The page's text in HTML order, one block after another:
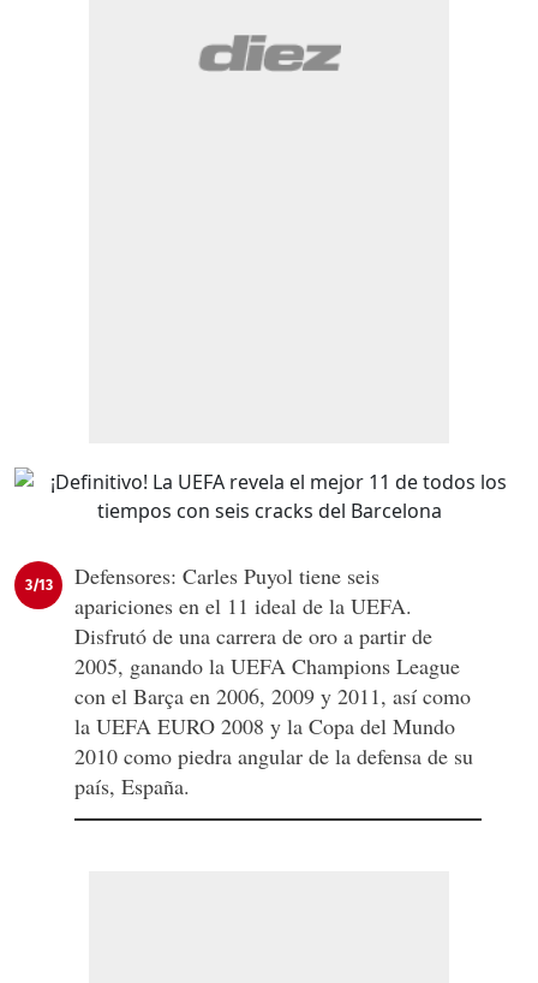
3/13
Defensores: Carles Puyol tiene seis
apariciones en el 11 ideal de la UEFA.
Disfrutó de una carrera de oro a partir de
2005, ganando la UEFA Champions League
con el Barça en 2006, 2009 y 2011, así como
la UEFA EURO 2008 y la Copa del Mundo
2010 como piedra angular de la defensa de su
país, España.